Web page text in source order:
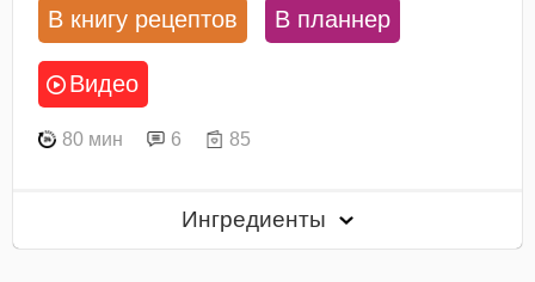
В книгу рецептов В планнер
Видео
80 мин 6 85
Ингредиенты